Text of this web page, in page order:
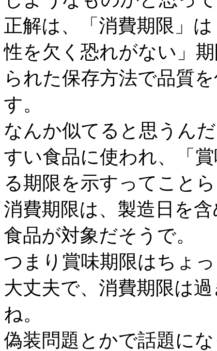
正解は、「消費期限」
性を欠く恐れがない」
られた保存方法で品質
す。
なんか似てると思うん
すい食品に使われ、「
る期限を示すってこと
消費期限は、製造日を
食品が対象だそうで。
つまり賞味期限はちょ
大丈夫で、消費期限は
ね。
偽装問題とかで話題に